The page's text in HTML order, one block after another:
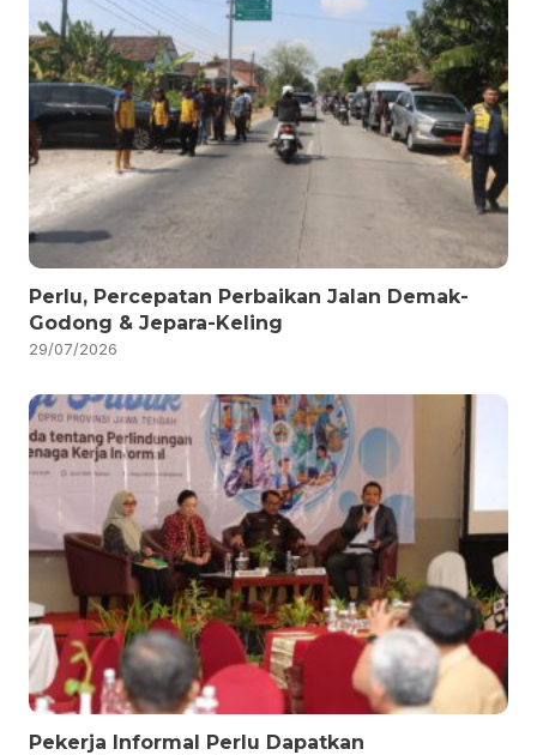
Perlu, Percepatan Perbaikan Jalan Demak-
Godong & Jepara-Keling
29/07/2026
Pekerja Informal Perlu Dapatkan